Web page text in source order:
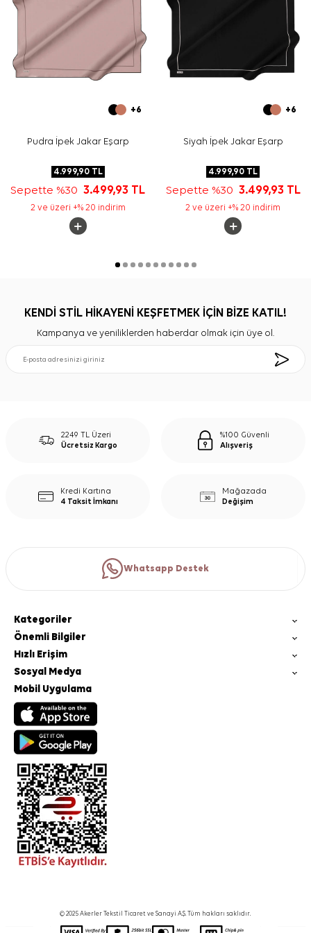
Ekru İpek Taşlanmış Kare Düz Eşarp hangi kumaştan
üretilmiştir?
Bu eşarbın ölçüsü nedir?
Ekru düz eşarp hangi kombinlerle kullanılabilir?
Bu model desenli mi?
+6
Pudra İpek Jakar Eşarp
4.999,90TL
Sepette %303.499,93 TL
2 ve üzeri +% 20 indirim
+6
Siyah İpek Jakar Eşarp
4.999,90 TL
Sepette %30 3.499,93 TL
2 ve üzeri +% 20 indirim
KENDİ STİL HİKAYENİ KEŞFETMEK İÇİN BİZE KATIL!
Kampanya ve yeniliklerden haberdar olmak için üye ol.
2249 TL Üzeri
Ücretsiz Kargo
%100 Güvenli
Alışveriş
Kredi Kartına
4 Taksit İmkanı
Mağazada
Değişim
Whatsapp Destek
Kategoriler
Önemli Bilgiler
Hızlı Erişim
Sosyal Medya
Mobil Uygulama
© 2025 Akerler Tekstil Ticaret ve Sanayi A.Ş. Tüm hakları saklıdır.